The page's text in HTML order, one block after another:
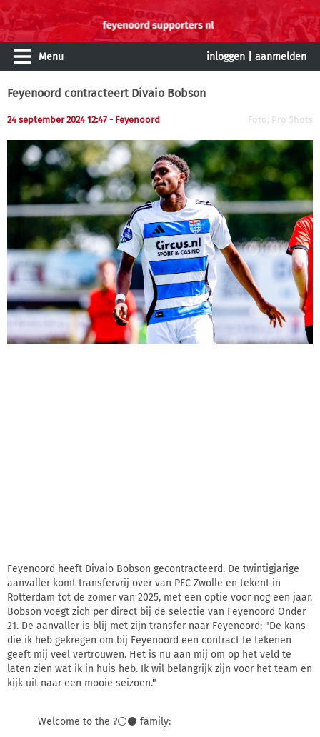
Menu inloggen aanmelden
Feyenoord contracteert Divaio Bobson
24 september 2024 12:47 - Feyenoord Foto: Pro Shots
Feyenoord heeft Divaio Bobson gecontracteerd. De twintigjarige
aanvaller komt transfervrij over van PEC Zwolle en tekent in
Rotterdam tot de zomer van 2025, met een optie voor nog een jaar.
Bobson voegt zich per direct bij de selectie van Feyenoord Onder
21. De aanvaller is blij met zijn transfer naar Feyenoord: "De kans
die ik heb gekregen om bij Feyenoord een contract te tekenen
geeft mij veel vertrouwen. Het is nu aan mij om op het veld te
laten zien wat ik in huis heb. Ik wil belangrijk zijn voor het team en
kijk uit naar een mooie seizoen."
Welcome to the ?⚪⚫ family: